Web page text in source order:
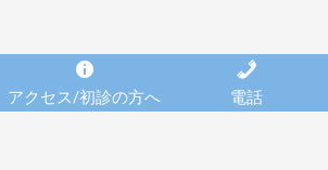
アクセス/初診の方へ 電話